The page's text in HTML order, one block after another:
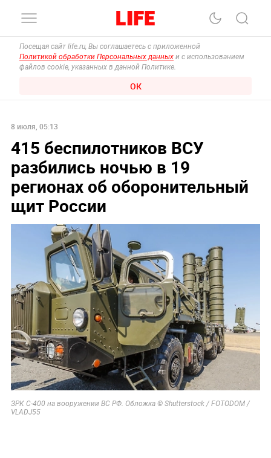
Посещая сайт life.ru, Вы соглашаетесь с приложенной
Политикой обработки Персональных данных и с использованием
файлов cookie, указанных в данной Политике.
ОК
8 июля, 05:13
415 беспилотников ВСУ
разбились ночью в 19
регионах об оборонительный
щит России
ЗРК С-400 на вооружении ВС РФ. Обложка © Shutterstock / FOTODOM /
VLADJ55